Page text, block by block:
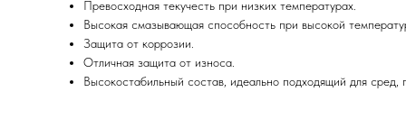
Превосходная текучесть при низких температурах.
Высокая смазывающая способность при высокой
Защита от коррозии.
Отличная защита от износа.
Высокостабильный состав, идеально подходящий для